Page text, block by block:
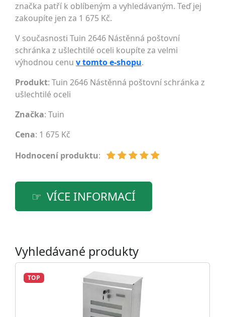
značka patří k oblíbeným a vyhledávaným. Teď jej
zakoupíte jen za 1 675 Kč.
V současnosti Tuin 2646 Nástěnná poštovní
schránka z ušlechtilé oceli koupíte za velmi
výhodnou cenu v tomto e-shopu.
Produkt: Tuin 2646 Nástěnná poštovní schránka z
ušlechtilé oceli
Značka: Tuin
Cena: 1 675 Kč
Hodnocení produktu:
VÍCE INFORMACÍ
Vyhledávané produkty
TOP